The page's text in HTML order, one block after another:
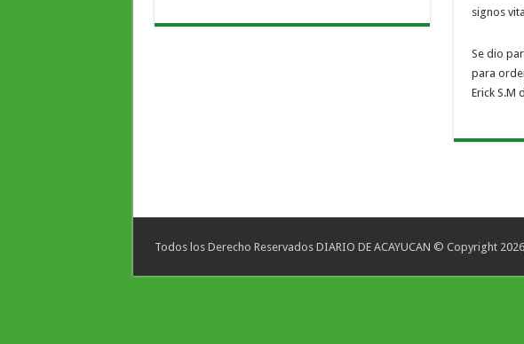
signos
Se dio
para
Erick S.M
Todos los Derecho Reservados DIARIO DE ACAYUCAN © Copyright